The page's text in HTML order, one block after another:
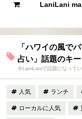
LaniLani
「ハワイの風で
占い」話題のキ
今LaniLaniで話題になって
人気 ランチ
ローカルに人気